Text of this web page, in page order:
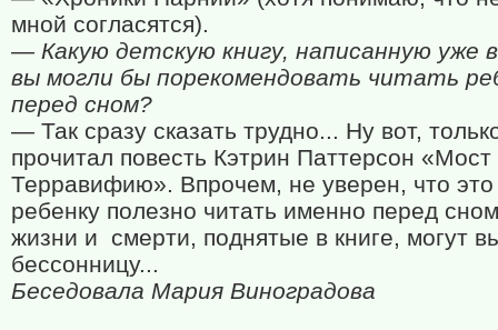
мной согласятся).
— Какую детскую книгу, написанную уже
вы могли бы порекомендовать читать
перед сном?
— Так сразу сказать трудно... Ну вот,
прочитал повесть Кэтрин Паттерсон «Мост
Терравифию». Впрочем, не уверен, что
ребенку полезно читать именно перед
жизни и
смерти, поднятые в книге, могут
бессонницу...
Беседовала Мария Виноградова